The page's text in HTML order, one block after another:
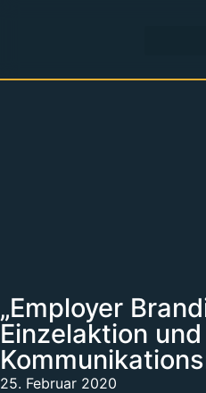
„Employer
Einzelaktion
25. Februar 2020